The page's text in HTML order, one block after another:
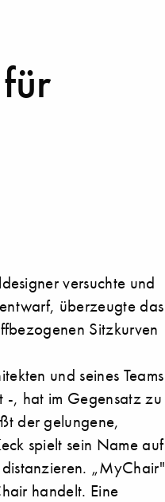
versuchte und
überzeugte das
Sitzkurven
und seines Teams
-, hat im Gegensatz zu
der gelungene,
spielt sein Name auf
„MyChair"
handelt. Eine